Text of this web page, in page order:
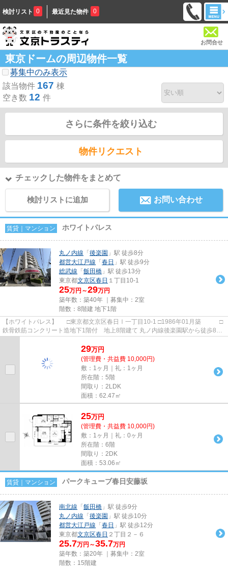
検討リスト 0 最近見た物件 0
お問合せ
東京ドームの周辺物件一覧
募集中のみ表示
該当物件 167 棟
空き数 12 件
さらに条件を絞り込む
物件リクエスト
チェックした物件をまとめて
検討リストに追加 お問い合わせ
賃貸｜マンション ホワイトパレス
丸ノ内線 「 後楽園 」駅 徒歩8分
都営大江戸線 「 春日 」駅 徒歩9分
総武線 「 飯田橋 」駅 徒歩13分
東京都文京区春日 １丁目10-1
25万円～29万円
築年数：築40年 ｜募集中： 2室
階数：8階建 地下1階
【ホワイトパレス】 □東京都文京区春日Ⅰ一丁目10-1 □1986年01月築 □
鉄骨鉄筋コンクリート造地下1階付 地上8階建て 丸ノ内線後楽園駅から徒歩8分
29万円
(管理費・共益費 10,000円)
敷：1ヶ月｜礼：1ヶ月
所在階：5階
間取り：2LDK
面積：62.47㎡
25万円
(管理費・共益費 10,000円)
敷：1ヶ月｜礼：0ヶ月
所在階：6階
間取り：2DK
面積：53.06㎡
賃貸｜マンション パークキューブ春日安藤坂
南北線 「 飯田橋 」駅 徒歩9分
丸ノ内線 「 後楽園 」駅 徒歩10分
都営大江戸線 「 春日 」駅 徒歩12分
東京都文京区春日 ２丁目２－６
25.7万円～35.7万円
築年数：築20年 ｜募集中： 2室
階数：15階建